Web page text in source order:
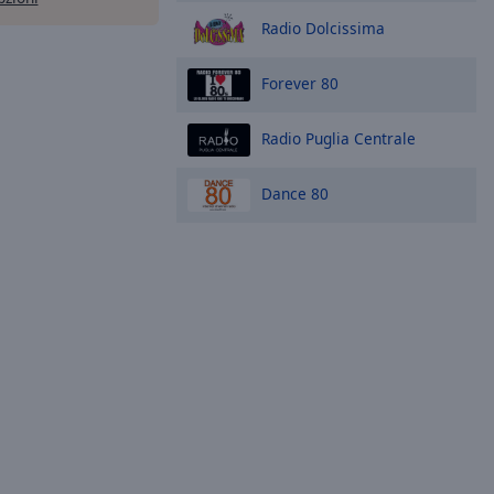
Radio Dolcissima
Forever 80
Radio Puglia Centrale
Dance 80